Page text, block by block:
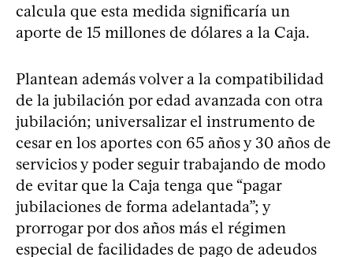
calcula que esta medida significaría un
aporte de 15 millones de dólares a la Caja.
Plantean además volver a la compatibilidad
de la jubilación por edad avanzada con otra
jubilación; universalizar el instrumento de
cesar en los aportes con 65 años y 30 años de
servicios y poder seguir trabajando de modo
de evitar que la Caja tenga que “pagar
jubilaciones de forma adelantada”; y
prorrogar por dos años más el régimen
especial de facilidades de pago de adeudos